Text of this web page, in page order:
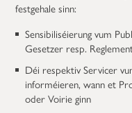
festgehale sinn:
Sensibiliséierung vum
Gesetzer resp.
Déi respektiv Servicer
informéieren, wann et
oder Voirie ginn